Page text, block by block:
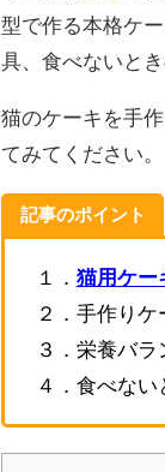
型で作る本格ケ
具、食べないと
猫のケーキを手
てみてください。
記事のポイント
１． 猫用ケー
２．手作り
３．栄養バ
４．食べな